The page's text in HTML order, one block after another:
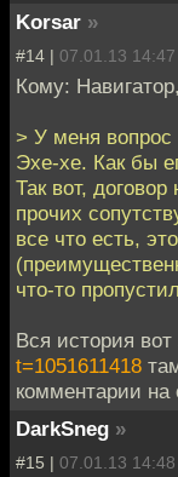
Korsar »
#14 | 07.01.13 14:47
Кому: Навигатор,
> У меня вопрос
Эхе-хе. Как бы
Так вот,
прочих
все что есть,
что-то
Вся история вот
t=1051611418
комментарии на
DarkSneg »
#15 | 07.01.13 14:48